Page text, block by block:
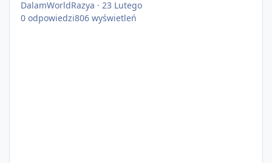
DalamWorldRazya ·23 Lutego
0 odpowiedzi806 wyświetleń